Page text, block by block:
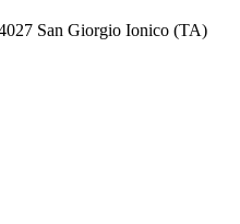
San Giorgio Ionico (TA)